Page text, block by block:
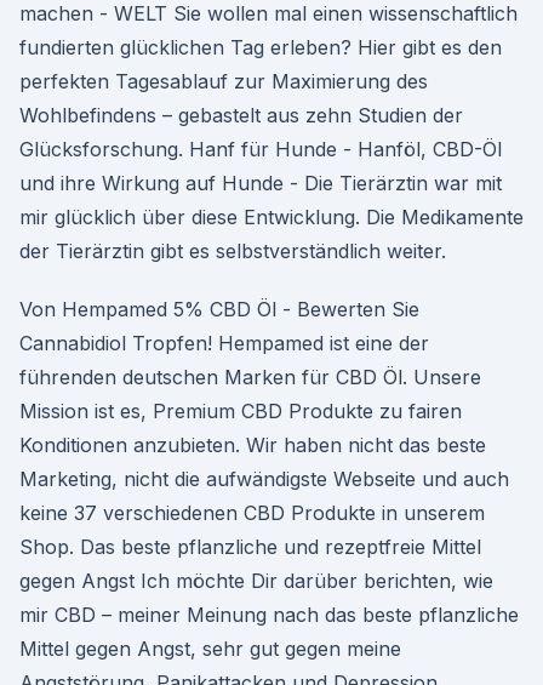
machen - WELT Sie wollen mal einen wissenschaftlich
fundierten glücklichen Tag erleben? Hier gibt es den
perfekten Tagesablauf zur Maximierung des
Wohlbefindens – gebastelt aus zehn Studien der
Glücksforschung. Hanf für Hunde - Hanföl, CBD-Öl
und ihre Wirkung auf Hunde - Die Tierärztin war mit
mir glücklich über diese Entwicklung. Die Medikamente
der Tierärztin gibt es selbstverständlich weiter.
Von Hempamed 5% CBD Öl - Bewerten Sie
Cannabidiol Tropfen! Hempamed ist eine der
führenden deutschen Marken für CBD Öl. Unsere
Mission ist es, Premium CBD Produkte zu fairen
Konditionen anzubieten. Wir haben nicht das beste
Marketing, nicht die aufwändigste Webseite und auch
keine 37 verschiedenen CBD Produkte in unserem
Shop. Das beste pflanzliche und rezeptfreie Mittel
gegen Angst Ich möchte Dir darüber berichten, wie
mir CBD – meiner Meinung nach das beste pflanzliche
Mittel gegen Angst, sehr gut gegen meine